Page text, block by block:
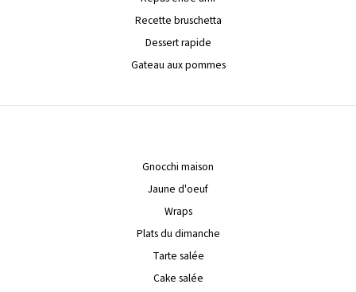
Recette bruschetta
Dessert rapide
Gateau aux pommes
Gnocchi maison
Jaune d'oeuf
Wraps
Plats du dimanche
Tarte salée
Cake salée